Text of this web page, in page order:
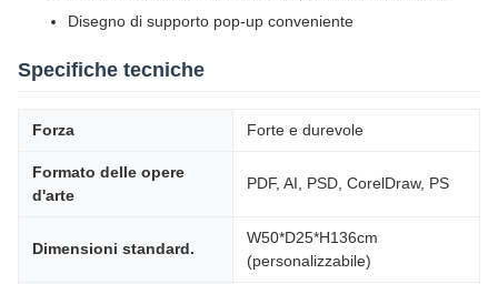
Disegno di supporto pop-up conveniente
Specifiche tecniche
Forza Forte e durevole
Formato delle opere
d'arte
PDF, AI, PSD, CorelDraw, PS
Dimensioni standard.
W50*D25*H136cm
(personalizzabile)